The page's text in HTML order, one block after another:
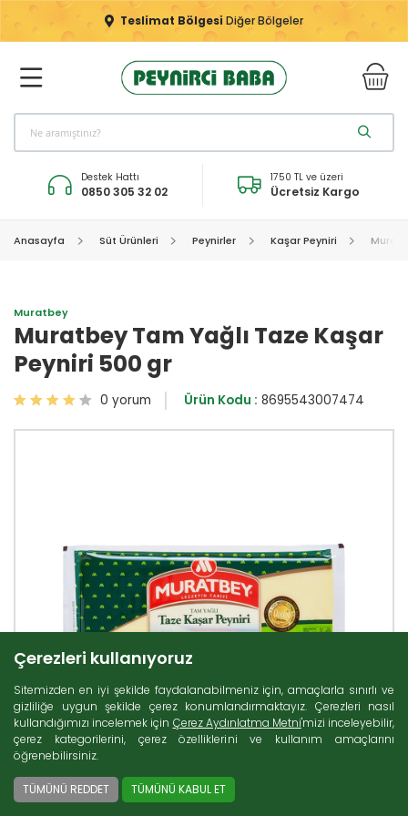
Teslimat Bölgesi Diğer Bölgeler
Destek Hattı
0850 305 32 02
1750 TL ve üzeri
Ücretsiz Kargo
Anasayfa Süt Ürünleri Peynirler Kaşar Peyniri
Muratbey
Muratbey Tam Yağlı Taze Kaşar
Peyniri 500 gr
0 yorum Ürün Kodu : 8695543007474
Çerezleri kullanıyoruz
Sitemizden en iyi şekilde faydalanabilmeniz için, amaçlarla sınırlı ve
gizliliğe uygun şekilde çerez konumlandırmaktayız. Çerezleri nasıl
kullandığımızı incelemek için Çerez Aydınlatma Metni'mizi inceleyebilir,
çerez kategorilerini, çerez özelliklerini ve kullanım amaçlarını
öğrenebilirsiniz.
TÜMÜNÜ REDDET TÜMÜNÜ KABUL ET